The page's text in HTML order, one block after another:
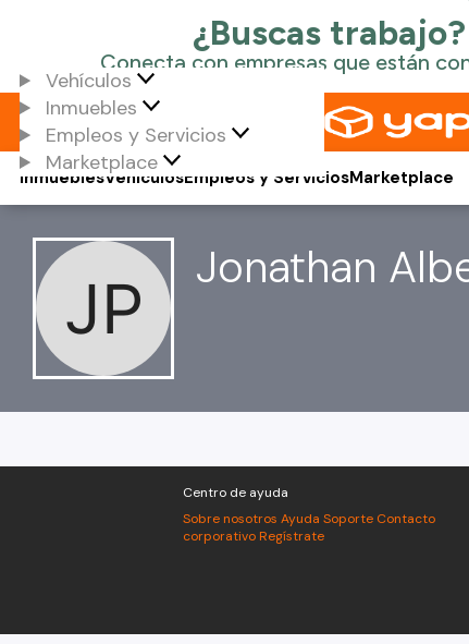
Vehículos
Inmuebles
Empleos y Servicios
Marketplace
Vehículos
Inmuebles Empleos y ServiciosMarketplace
Jonathan
Centro de ayuda
Sobre nosotros Ayuda Soporte Contacto
corporativo Regístrate